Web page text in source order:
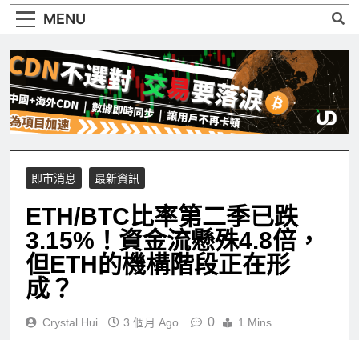
CLARITY法案最後闖關！開發者免責與總統道德條
MENU
即市消息 最新資訊
ETH/BTC比率第二季已跌
3.15%！資金流懸殊4.8倍，
但ETH的機構階段正在形
成？
Crystal Hui 3 個月 Ago 0 1 Mins